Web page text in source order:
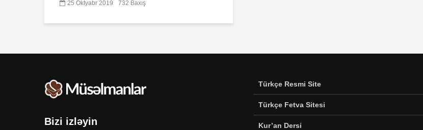
25 Oktyabr 2019 732 Baxış
Bizi izləyin
Türkçe Resmi Site
Türkçe Fetva Sitesi
Kur’an Dersi